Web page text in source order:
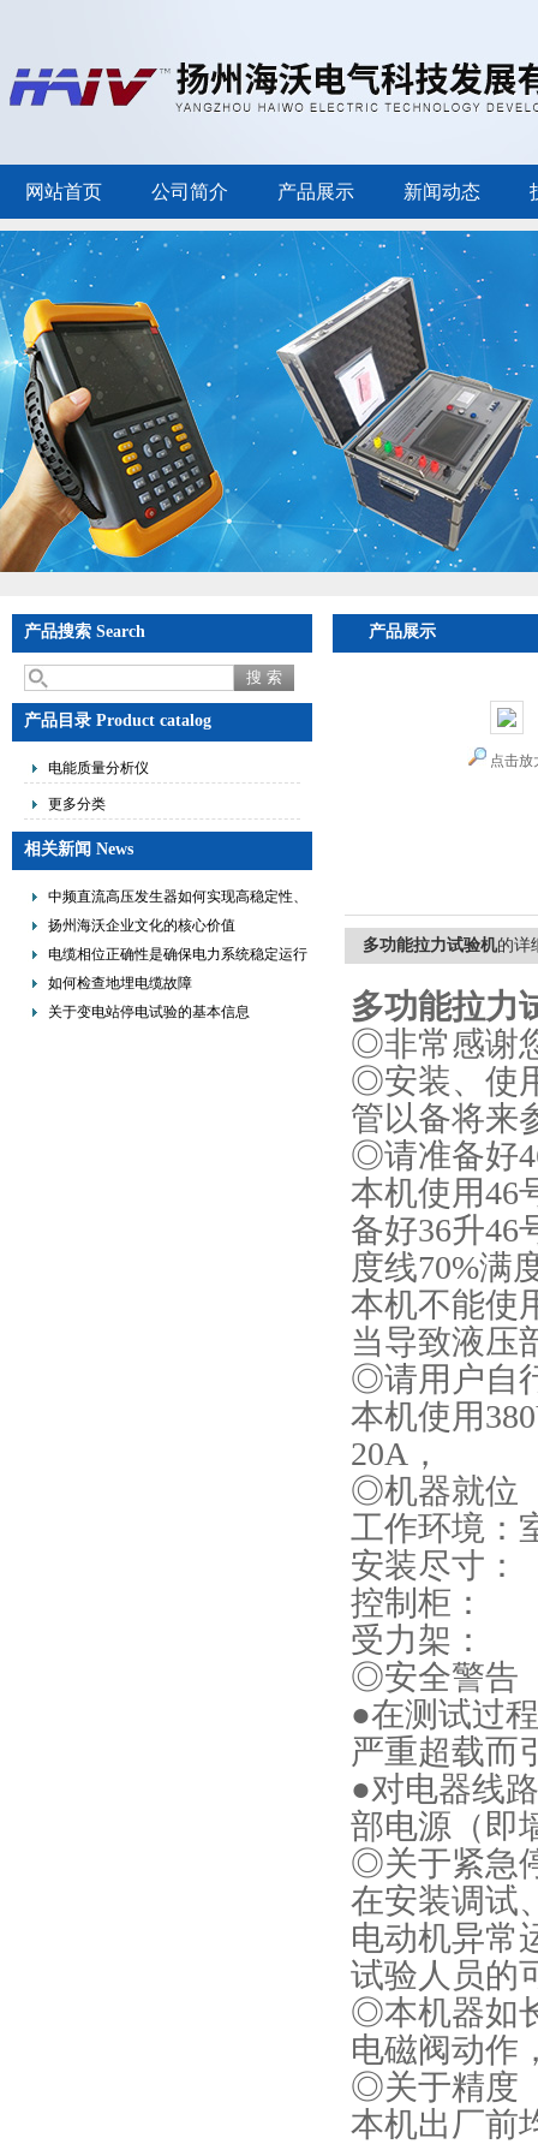
网站首页 公司简介 产品展示 新闻动态
产品搜索 Search
产品目录 Product catalog
电能质量分析仪
更多分类
相关新闻 News
中频直流高压发生器如何实现高稳定性、
低纹波与便携式设计？
扬州海沃企业文化的核心价值
电缆相位正确性是确保电力系统稳定运行
的重要措施
如何检查地埋电缆故障
关于变电站停电试验的基本信息
产品展示
点击放
多功能拉力试验机的详
多功能拉力
◎非常感谢
◎安装、使
管以备将来
◎请准备好
本机使用46
备好36升46
度线70%满
本机不能使
当导致液压
◎请用户自
本机使用
20A，
◎机器就位
工作环境：
安装尽寸：
控制柜：
受力架：
◎安全警告
●在测试过
严重超载而
●对电器线
部电源（即
◎关于紧急
在安装调试
电动机异常
试验人员的
◎本机器如
电磁阀动作
◎关于精度
本机出厂前